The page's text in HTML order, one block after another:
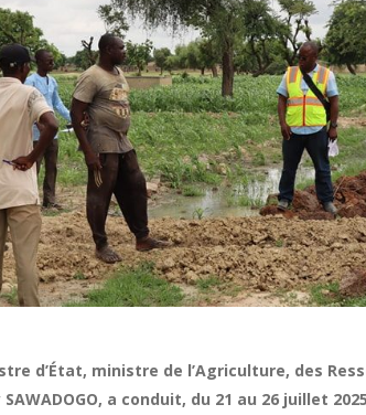
d’État, ministre de l’Agriculture, des
a conduit, du 21 au 26 juillet